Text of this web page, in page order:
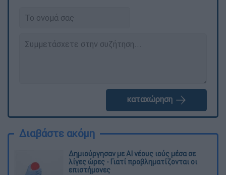
καταχώρηση
Διαβάστε ακόμη
Δημιούργησαν με AI νέους ιούς μέσα σε
λίγες ώρες - Γιατί προβληματίζονται οι
επιστήμονες